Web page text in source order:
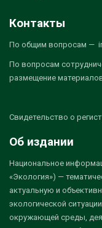
Контакты
По общим вопросам —
По вопросам
размещение
Свидетельство о
Об издании
Национальное
«Экология») —
актуальную и
экологической
окружающей среды,